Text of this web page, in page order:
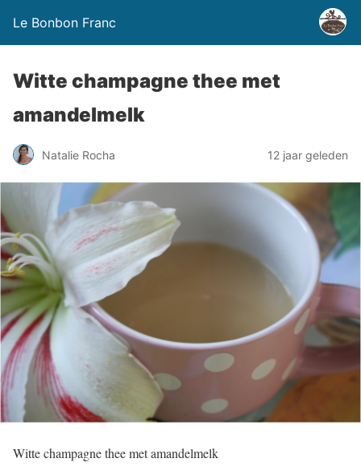
Le Bonbon Franc
Witte champagne thee met
amandelmelk
Natalie Rocha 12 jaar geleden
Witte champagne thee met amandelmelk